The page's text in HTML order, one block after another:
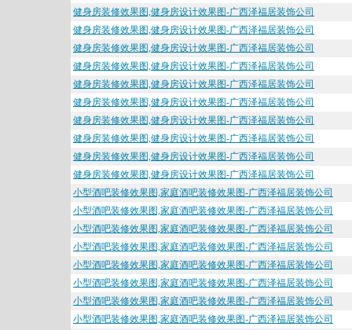
健身房装修效果图,健身房设计效果图-广西泽福居装饰公司
健身房装修效果图,健身房设计效果图-广西泽福居装饰公司
健身房装修效果图,健身房设计效果图-广西泽福居装饰公司
健身房装修效果图,健身房设计效果图-广西泽福居装饰公司
健身房装修效果图,健身房设计效果图-广西泽福居装饰公司
健身房装修效果图,健身房设计效果图-广西泽福居装饰公司
健身房装修效果图,健身房设计效果图-广西泽福居装饰公司
健身房装修效果图,健身房设计效果图-广西泽福居装饰公司
健身房装修效果图,健身房设计效果图-广西泽福居装饰公司
健身房装修效果图,健身房设计效果图-广西泽福居装饰公司
小型酒吧装修效果图,家庭酒吧装修效果图-广西泽福居装饰公司
小型酒吧装修效果图,家庭酒吧装修效果图-广西泽福居装饰公司
小型酒吧装修效果图,家庭酒吧装修效果图-广西泽福居装饰公司
小型酒吧装修效果图,家庭酒吧装修效果图-广西泽福居装饰公司
小型酒吧装修效果图,家庭酒吧装修效果图-广西泽福居装饰公司
小型酒吧装修效果图,家庭酒吧装修效果图-广西泽福居装饰公司
小型酒吧装修效果图,家庭酒吧装修效果图-广西泽福居装饰公司
小型酒吧装修效果图,家庭酒吧装修效果图-广西泽福居装饰公司